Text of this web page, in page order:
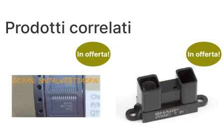
Prodotti correlati
In offerta! In offerta!